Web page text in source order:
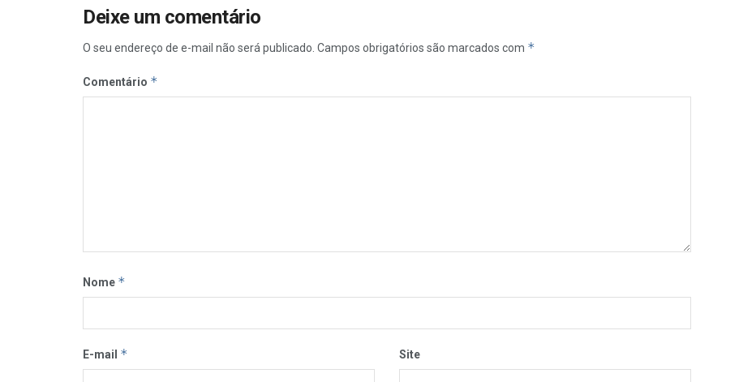
Deixe um comentário
O seu endereço de e-mail não será publicado. Campos obrigatórios são marcados com *
Comentário *
Nome *
E-mail * Site